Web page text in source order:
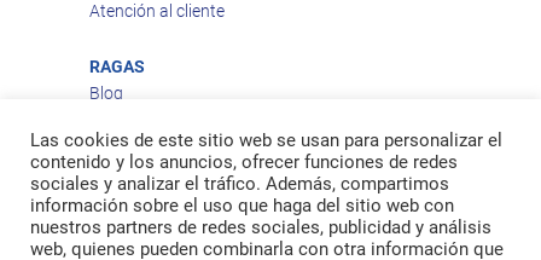
Atención al cliente
RAGAS
Blog
Política de privacidad
Política de cookies
Política de envío
Política de devoluciones
Las cookies de este sitio web se usan para personalizar el
contenido y los anuncios, ofrecer funciones de redes
sociales y analizar el tráfico. Además, compartimos
información sobre el uso que haga del sitio web con
nuestros partners de redes sociales, publicidad y análisis
web, quienes pueden combinarla con otra información que